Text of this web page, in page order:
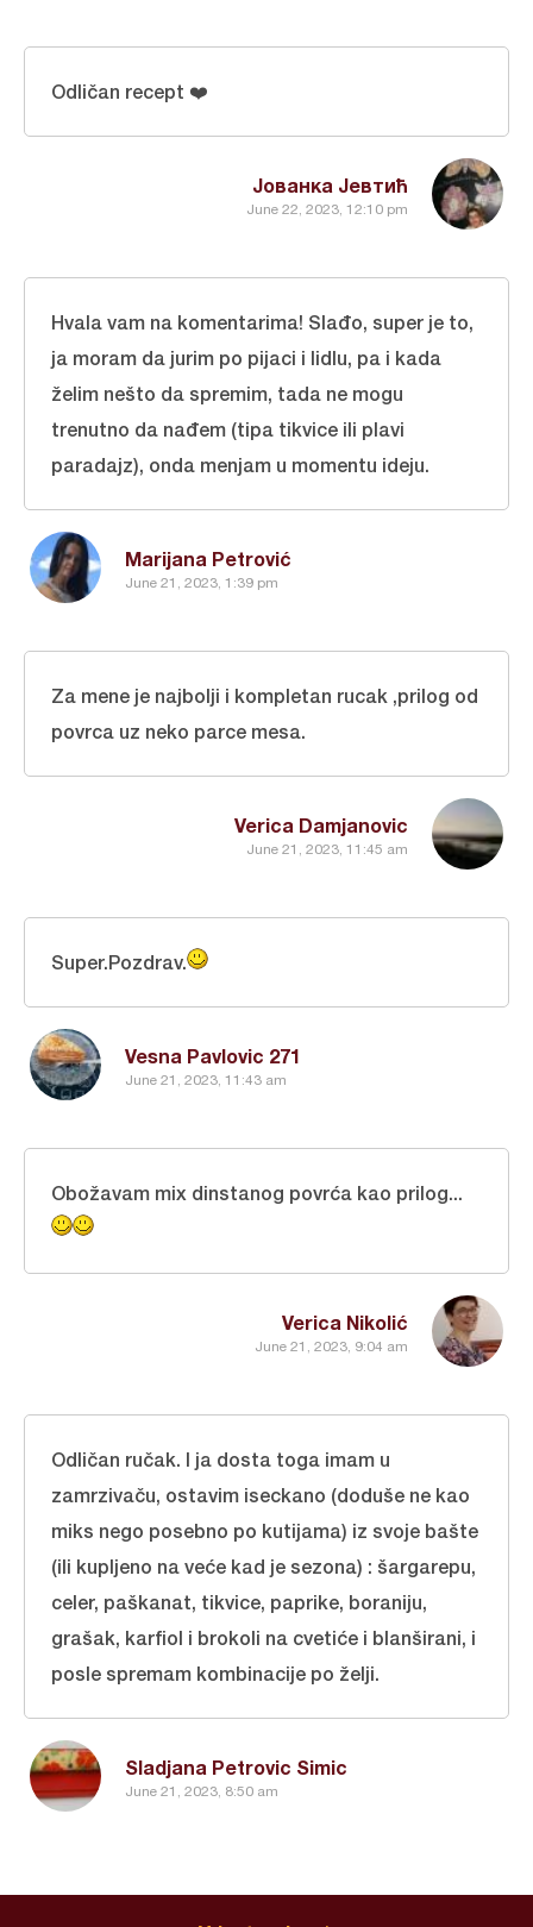
Јованка Јевтић
June 22, 2023, 12:10 pm
Odličan recept ❤️
Marijana Petrović
June 21, 2023, 1:39 pm
Hvala vam na komentarima! Slađo, super je to,
ja moram da jurim po pijaci i lidlu, pa i kada
želim nešto da spremim, tada ne mogu
trenutno da nađem (tipa tikvice ili plavi
paradajz), onda menjam u momentu ideju.
Verica Damjanovic
June 21, 2023, 11:45 am
Za mene je najbolji i kompletan rucak ,prilog od
povrca uz neko parce mesa.
Vesna Pavlovic 271
June 21, 2023, 11:43 am
Super.Pozdrav.
Verica Nikolić
June 21, 2023, 9:04 am
Obožavam mix dinstanog povrća kao prilog...
Sladjana Petrovic Simic
June 21, 2023, 8:50 am
Odličan ručak. I ja dosta toga imam u
zamrzivaču, ostavim iseckano (doduše ne kao
miks nego posebno po kutijama) iz svoje bašte
(ili kupljeno na veće kad je sezona) : šargarepu,
celer, paškanat, tikvice, paprike, boraniju,
grašak, karfiol i brokoli na cvetiće i blanširani, i
posle spremam kombinacije po želji.